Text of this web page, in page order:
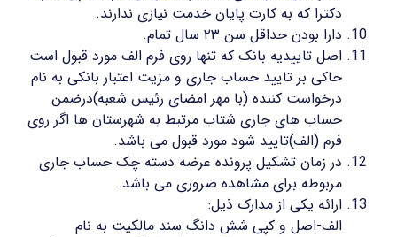
دکترا که به کارت پایان خدمت نیازی ندارند.
دارا بودن حداقل سن ۲۳ سال تمام.
اصل تاییدیه بانک که تنها روی فرم الف مورد قبول است
حاکی بر تایید حساب جاری و مزیت اعتبار بانکی به نام
درخواست کننده (با مهر امضای رئیس شعبه)درضمن
حساب های جاری شتاب مرتبط به شهرستان ها اگر روی
فرم (الف)تایید شود مورد قبول می باشد.
در زمان تشکیل پرونده عرضه دسته چک حساب جاری
مربوطه برای مشاهده ضروری می باشد.
ارائه یکی از مدارک ذیل:
الف-اصل و کپی شش دانگ سند مالکیت به نام